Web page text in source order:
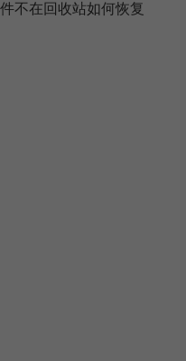
件不在回收站如何恢复